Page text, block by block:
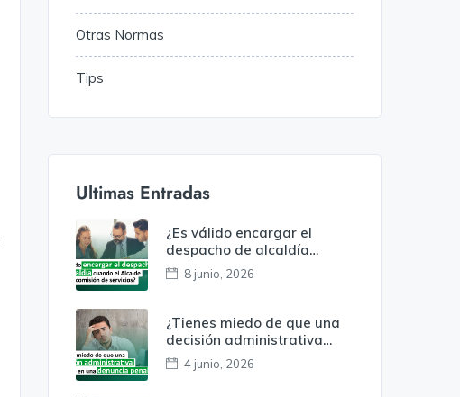
Otras Normas
Tips
Ultimas Entradas
¿Es válido encargar el
despacho de alcaldía
cuando el alcalde está en
comisión de servicios?
8 junio, 2026
¿Tienes miedo de que una
decisión administrativa
termine en una denuncia
penal?
4 junio, 2026